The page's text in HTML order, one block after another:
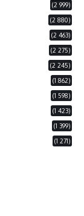
(2 999)
(2 880)
(2 463)
(2 275)
(2 245)
(1 862)
(1 598)
(1 423)
(1 399)
(1 271)